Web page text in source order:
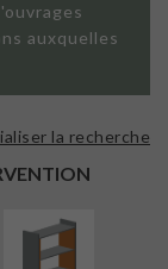
auxquelles
la recherche
ISOLATION
INTÉRIEURE
SURÉLÉVATION
EXTENSION